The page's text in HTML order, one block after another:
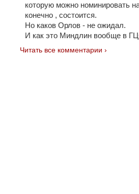
которую можно номинировать
конечно , состоится.
Но каков Орлов - не ожидал.
И как это Миндлин вообще в
Читать все комментарии ›